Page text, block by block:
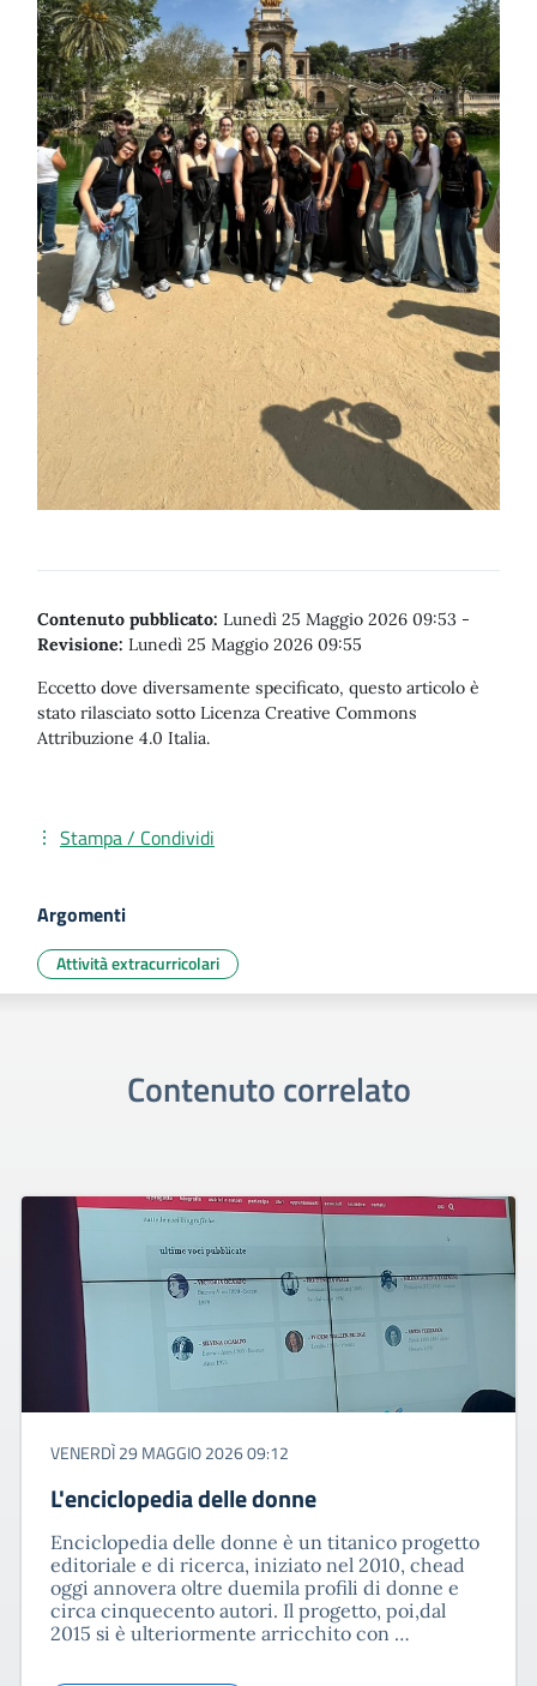
Contenuto pubblicato: Lunedì 25 Maggio 2026 09:53 -
Revisione: Lunedì 25 Maggio 2026 09:55
Eccetto dove diversamente specificato, questo articolo è
stato rilasciato sotto Licenza Creative Commons
Attribuzione 4.0 Italia.
Stampa / Condividi
Argomenti
Attività extracurricolari
Contenuto correlato
VENERDÌ 29 MAGGIO 2026 09:12
L'enciclopedia delle donne
Enciclopedia delle donne è un titanico progetto
editoriale e di ricerca, iniziato nel 2010, chead
oggi annovera oltre duemila profili di donne e
circa cinquecento autori. Il progetto, poi,dal
2015 si è ulteriormente arricchito con …